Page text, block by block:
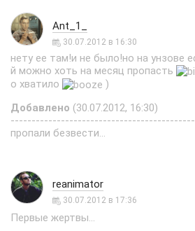
Ant_1_
30.07.2012 в 16:30
нету ее там!и не было!но на унзове
й можно хоть на месяц пропасть
о хватило
)
Добавлено (30.07.2012, 16:30)
пропали безвести...
reanimator
30.07.2012 в 17:36
Первые жертвы...